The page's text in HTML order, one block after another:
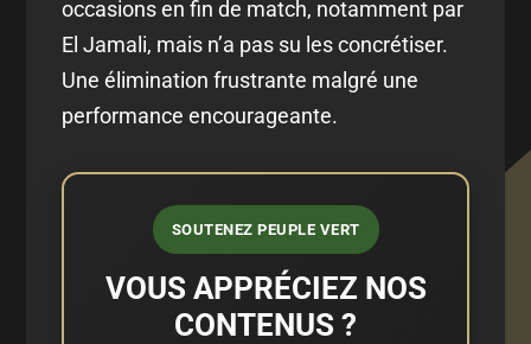
occasions en fin de match, notamment par
El Jamali, mais n’a pas su les concrétiser.
Une élimination frustrante malgré une
performance encourageante.
SOUTENEZ PEUPLE VERT
VOUS APPRÉCIEZ NOS
CONTENUS ?